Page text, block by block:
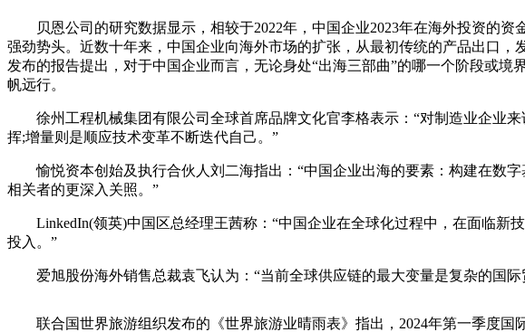
贝恩公司的研究数据显示，相较于2022年，中国企业2023年在海外投资的资
强劲势头。近数十年来，中国企业向海外市场的扩张，从最初传统的产品出口
发布的报告提出，对于中国企业而言，无论身处“出海三部曲”的哪一个阶段或
帆远行。
徐州工程机械集团有限公司全球首席品牌文化官李格表示：“对制造业企业来
挥;增量则是顺应技术变革不断迭代自己。”
愉悦资本创始及执行合伙人刘二海指出：“中国企业出海的要素：构建在数字
相关者的更深入关照。”
LinkedIn(领英)中国区总经理王茜称：“中国企业在全球化过程中，在面临新
投入。”
爱旭股份海外销售总裁袁飞认为：“当前全球供应链的最大变量是复杂的国际
联合国世界旅游组织发布的《世界旅游业晴雨表》指出，2024年第一季度国